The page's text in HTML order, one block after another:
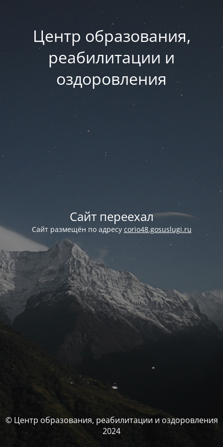
Центр образования,
реабилитации и
оздоровления
Сайт переехал
Сайт размещён по адресу corio48.gosuslugi.ru
© Центр образования, реабилитации и оздоровления
2024